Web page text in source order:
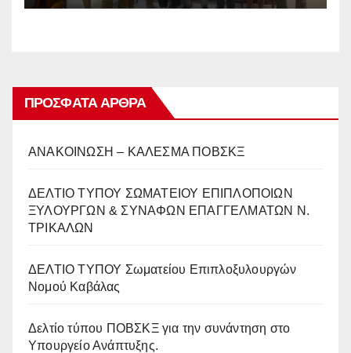
ΠΡΌΣΦΑΤΑ ΆΡΘΡΑ
ΑΝΑΚΟΙΝΩΣΗ – ΚΑΛΕΣΜΑ ΠΟΒΣΚΞ
ΔΕΛΤΙΟ ΤΥΠΟΥ ΣΩΜΑΤΕΙΟΥ ΕΠΙΠΛΟΠΟΙΩΝ
ΞΥΛΟΥΡΓΩΝ & ΣΥΝΑΦΩΝ ΕΠΑΓΓΕΛΜΑΤΩΝ Ν.
ΤΡΙΚΑΛΩΝ
ΔΕΛΤΙΟ ΤΥΠΟΥ Σωματείου Επιπλοξυλουργών
Νομού Καβάλας
Δελτίο τύπου ΠΟΒΣΚΞ για την συνάντηση στο
Υπουργείο Ανάπτυξης.